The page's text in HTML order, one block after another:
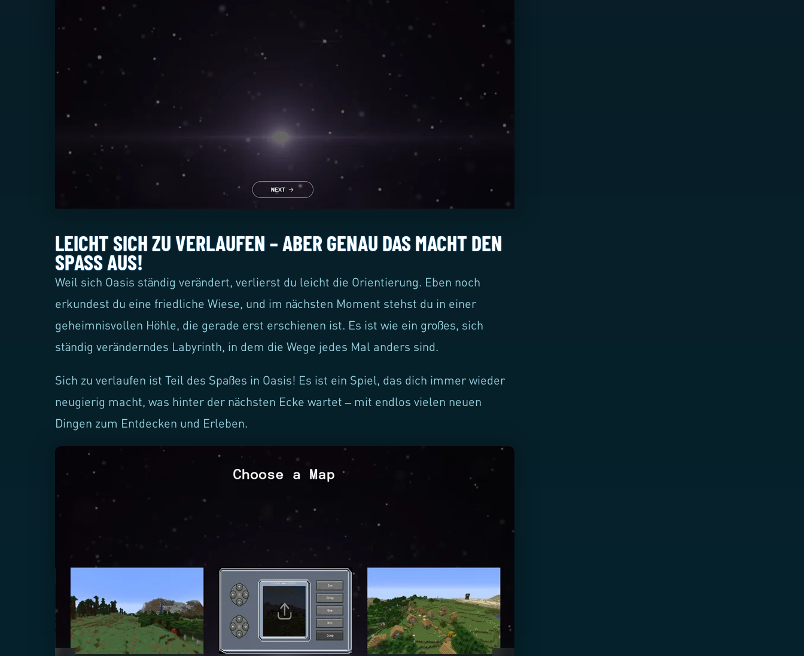
LEICHT SICH ZU VERLAUFEN – ABER GENAU DAS MACHT DEN
SPASS AUS!
Weil sich Oasis ständig verändert, verlierst du leicht die Orientierung. Eben noch
erkundest du eine friedliche Wiese, und im nächsten Moment stehst du in einer
geheimnisvollen Höhle, die gerade erst erschienen ist. Es ist wie ein großes, sich
ständig veränderndes Labyrinth, in dem die Wege jedes Mal anders sind.
Sich zu verlaufen ist Teil des Spaßes in Oasis! Es ist ein Spiel, das dich immer wieder
neugierig macht, was hinter der nächsten Ecke wartet – mit endlos vielen neuen
Dingen zum Entdecken und Erleben.